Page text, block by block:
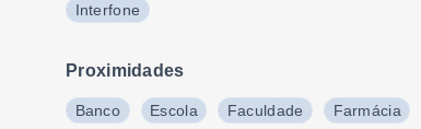
Interfone
Proximidades
Banco Escola Faculdade Farmácia